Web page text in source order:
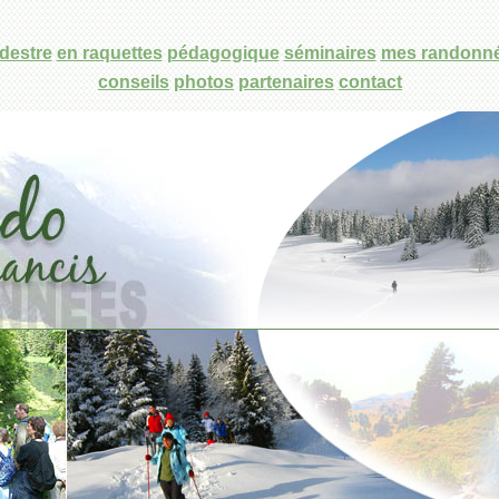
en raquettes pédagogique séminaires mes
conseils photos partenaires contact